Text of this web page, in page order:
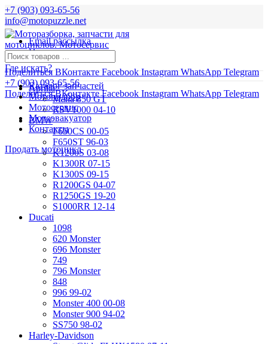
+7 (903) 093-65-56
info@motopuzzle.net
Email рассылка
Новости
Поделиться ВКонтакте Facebook Instagram WhatsApp Telegram
+7 (903) 093-65-56
Поделиться ВКонтакте Facebook Instagram WhatsApp Telegram
Где искать?
Aprilia
Mana 850 GT
RSV1000 04-10
BMW
F650CS 00-05
F650ST 96-03
K1200S 03-08
K1300R 07-15
K1300S 09-15
R1200GS 04-07
R1250GS 19-20
S1000RR 12-14
Ducati
1098
620 Monster
696 Monster
749
796 Monster
848
996 99-02
Monster 400 00-08
Monster 900 94-02
SS750 98-02
Harley-Davidson
Каталог запчастей
Мотоподбор
Мотосервис
Мотоэвакуатор
Контакты
Продать мотоцикл